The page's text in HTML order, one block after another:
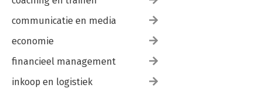
communicatie en media
economie
financieel management
inkoop en logistiek